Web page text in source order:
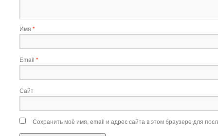
Имя *
Email *
Сайт
Сохранить моё имя, email и адрес сайта в этом браузере для